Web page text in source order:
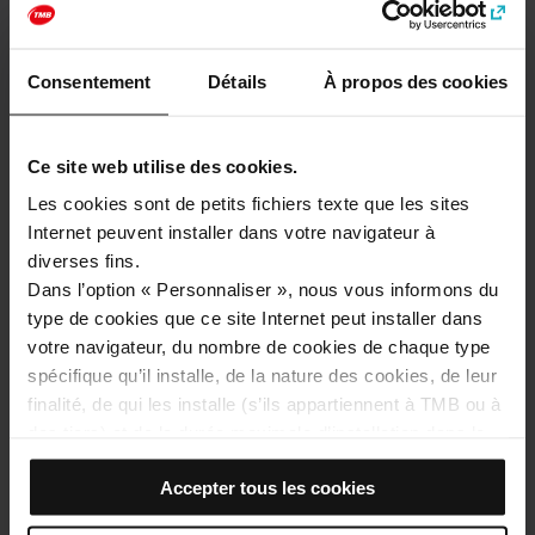
Consentement Détails À propos des cookies
Ce site web utilise des cookies.
Les cookies sont de petits fichiers texte que les sites
Internet peuvent installer dans votre navigateur à
diverses fins.
Dans l’option « Personnaliser », nous vous informons du
type de cookies que ce site Internet peut installer dans
votre navigateur, du nombre de cookies de chaque type
spécifique qu’il installe, de la nature des cookies, de leur
finalité, de qui les installe (s’ils appartiennent à TMB ou à
navigateur. Si le tableau des cookies affiche (0), cela
signifie qu’il n’installe aucun cookie de ce type.
Si vous choisissez l’option « Accepter tous les cookies »,
Accepter tous les cookies
Catégories
Comment se rendre à: MEAM – Musée
Adresse
Carrer de la Barra de Ferro, 5
Barcelona